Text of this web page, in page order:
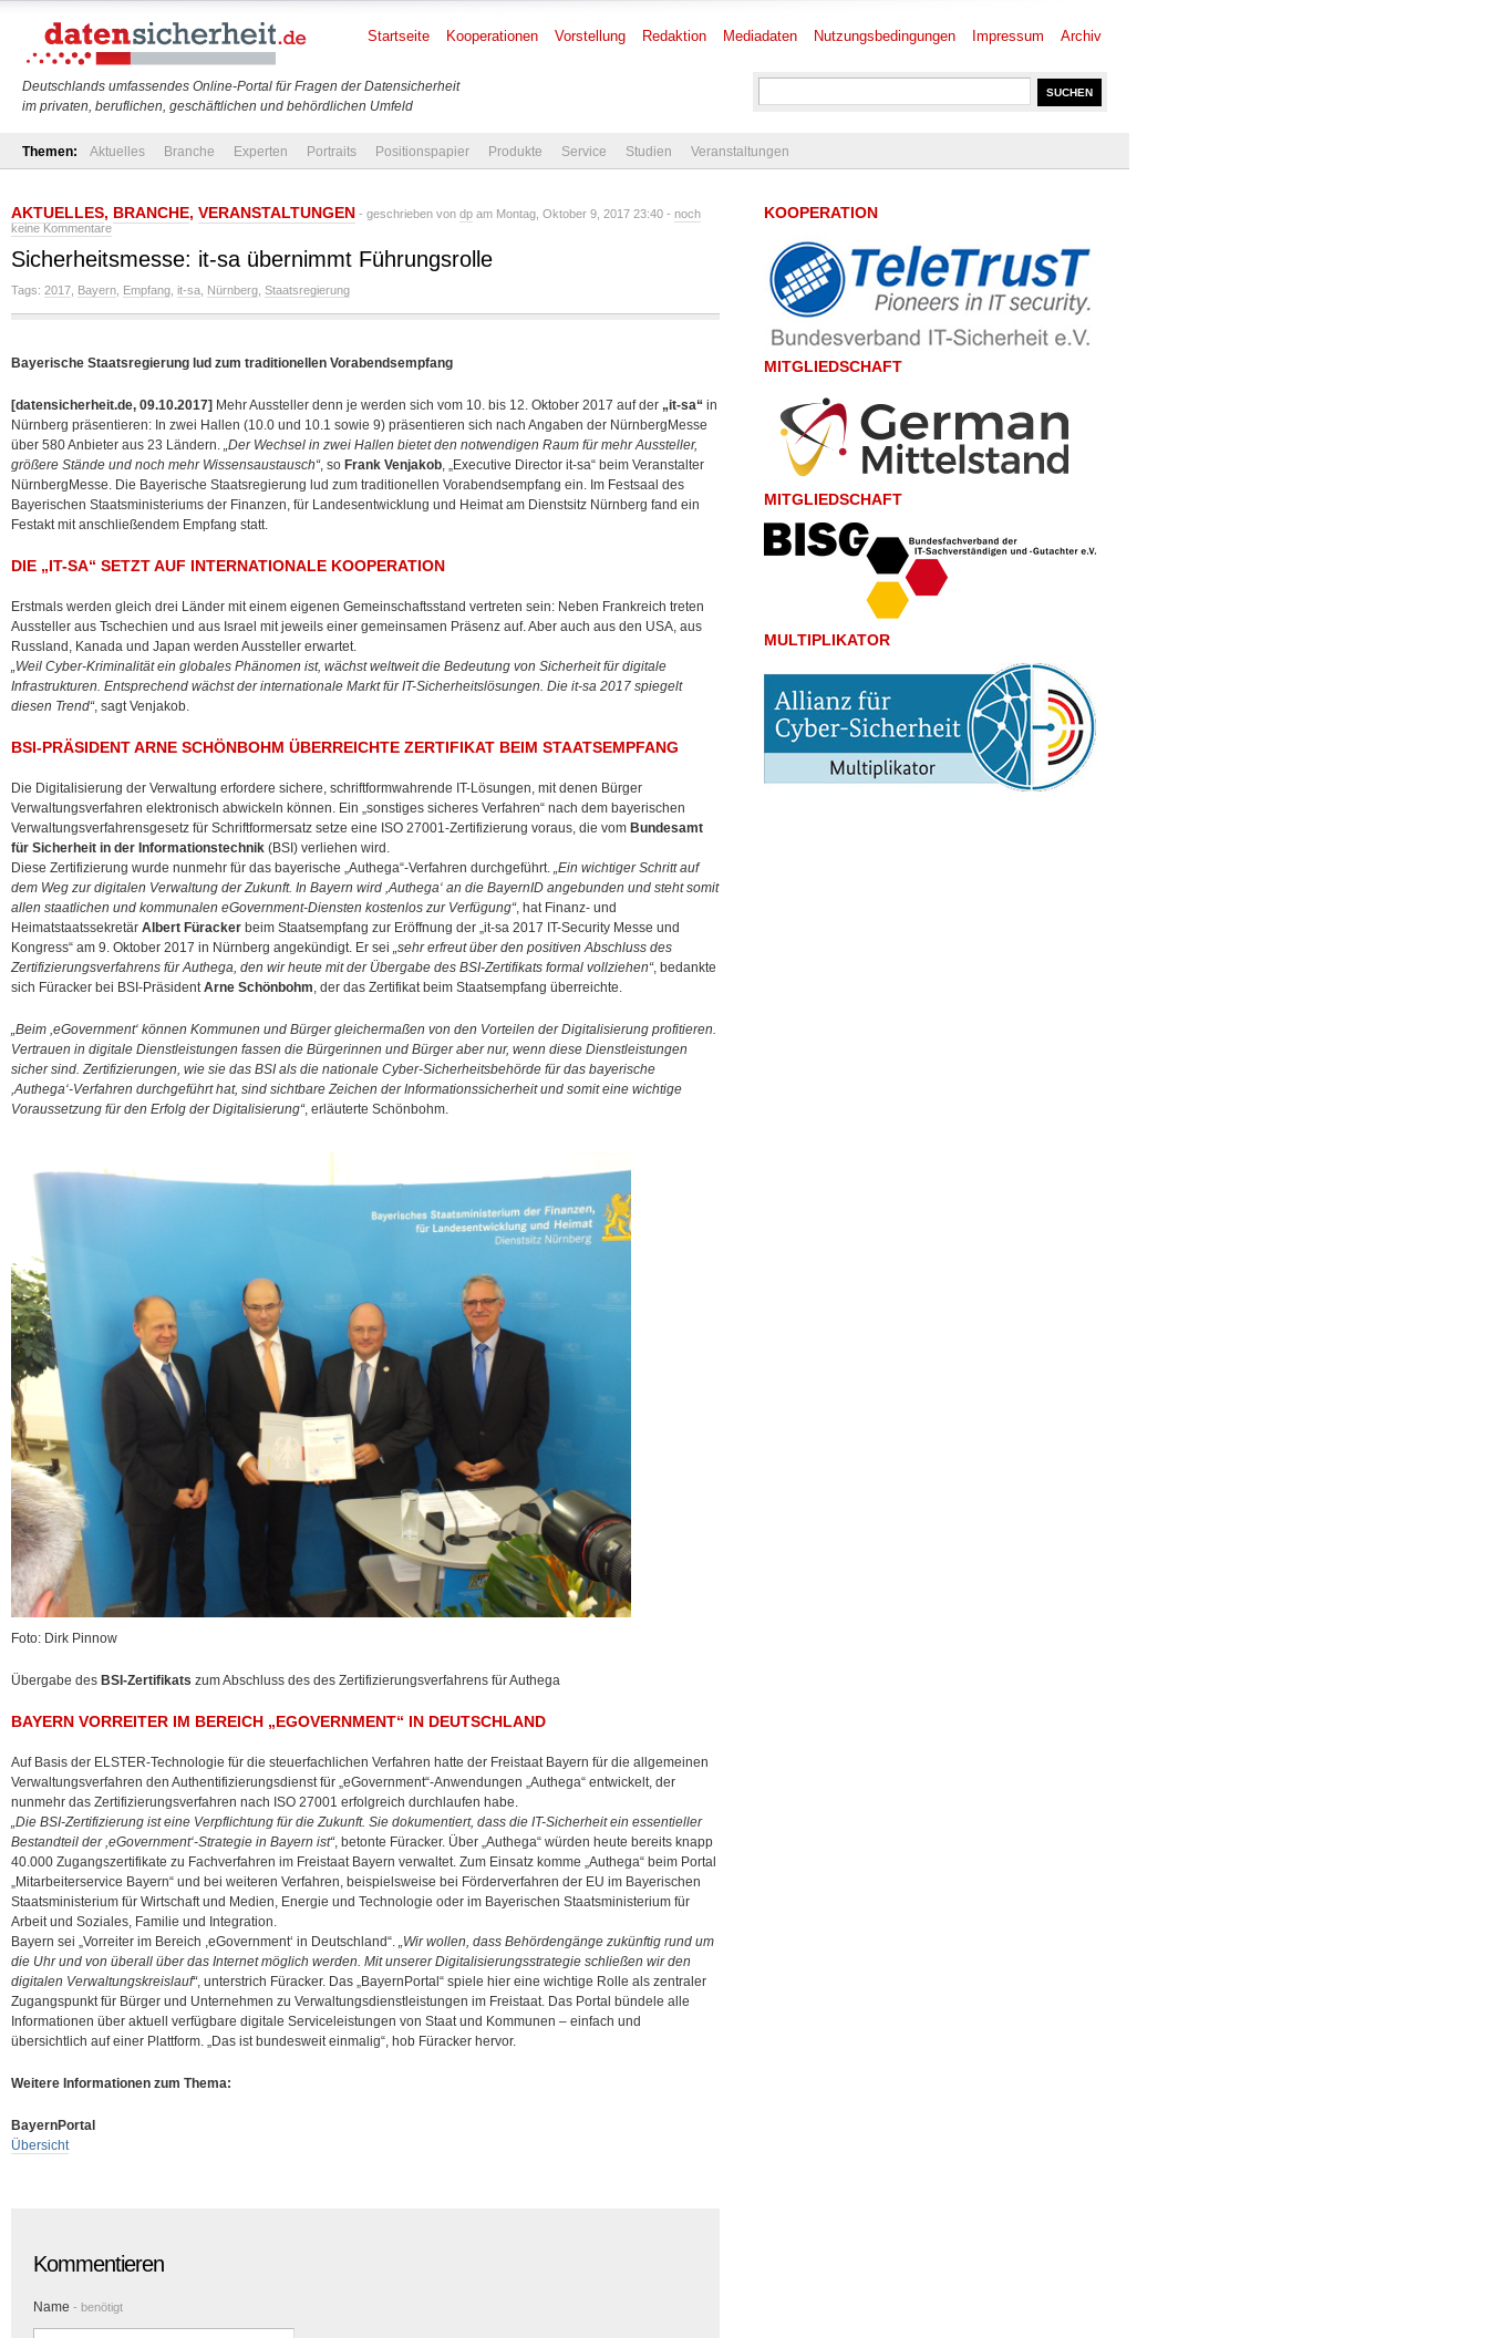
Deutschlands umfassendes Online-Portal für Fragen der Datensicherheit
im privaten, beruflichen, geschäftlichen und behördlichen Umfeld
Startseite Kooperationen Vorstellung Redaktion Mediadaten Nutzungsbedingungen Impressum Archiv
Themen: Aktuelles Branche Experten Portraits Positionspapier Produkte Service Studien Veranstaltungen
AKTUELLES, BRANCHE, VERANSTALTUNGEN - geschrieben von dp am Montag, Oktober 9, 2017 23:40 - noch
keine Kommentare
Sicherheitsmesse: it-sa übernimmt Führungsrolle
Tags: 2017 Bayern Empfang it-sa Nürnberg Staatsregierung
Bayerische Staatsregierung lud zum traditionellen Vorabendsempfang
[datensicherheit.de, 09.10.2017] Mehr Aussteller denn je werden sich vom 10. bis 12. Oktober 2017 auf der „it-sa“ in
Nürnberg präsentieren: In zwei Hallen (10.0 und 10.1 sowie 9) präsentieren sich nach Angaben der NürnbergMesse
über 580 Anbieter aus 23 Ländern. „Der Wechsel in zwei Hallen bietet den notwendigen Raum für mehr Aussteller,
größere Stände und noch mehr Wissensaustausch“, so Frank Venjakob, „Executive Director it-sa“ beim Veranstalter
NürnbergMesse. Die Bayerische Staatsregierung lud zum traditionellen Vorabendsempfang ein. Im Festsaal des
Bayerischen Staatsministeriums der Finanzen, für Landesentwicklung und Heimat am Dienstsitz Nürnberg fand ein
Festakt mit anschließendem Empfang statt.
DIE „IT-SA“ SETZT AUF INTERNATIONALE KOOPERATION
Erstmals werden gleich drei Länder mit einem eigenen Gemeinschaftsstand vertreten sein: Neben Frankreich treten
Aussteller aus Tschechien und aus Israel mit jeweils einer gemeinsamen Präsenz auf. Aber auch aus den USA, aus
Russland, Kanada und Japan werden Aussteller erwartet.
„Weil Cyber-Kriminalität ein globales Phänomen ist, wächst weltweit die Bedeutung von Sicherheit für digitale
Infrastrukturen. Entsprechend wächst der internationale Markt für IT-Sicherheitslösungen. Die it-sa 2017 spiegelt
diesen Trend“, sagt Venjakob.
BSI-PRÄSIDENT ARNE SCHÖNBOHM ÜBERREICHTE ZERTIFIKAT BEIM STAATSEMPFANG
Die Digitalisierung der Verwaltung erfordere sichere, schriftformwahrende IT-Lösungen, mit denen Bürger
Verwaltungsverfahren elektronisch abwickeln können. Ein „sonstiges sicheres Verfahren“ nach dem bayerischen
Verwaltungsverfahrensgesetz für Schriftformersatz setze eine ISO 27001-Zertifizierung voraus, die vom Bundesamt
für Sicherheit in der Informationstechnik (BSI) verliehen wird.
Diese Zertifizierung wurde nunmehr für das bayerische „Authega“-Verfahren durchgeführt. „Ein wichtiger Schritt auf
dem Weg zur digitalen Verwaltung der Zukunft. In Bayern wird ,Authega‘ an die BayernID angebunden und steht somit
allen staatlichen und kommunalen eGovernment-Diensten kostenlos zur Verfügung“, hat Finanz- und
Heimatstaatssekretär Albert Füracker beim Staatsempfang zur Eröffnung der „it-sa 2017 IT-Security Messe und
Kongress“ am 9. Oktober 2017 in Nürnberg angekündigt. Er sei „sehr erfreut über den positiven Abschluss des
Zertifizierungsverfahrens für Authega, den wir heute mit der Übergabe des BSI-Zertifikats formal vollziehen“, bedankte
sich Füracker bei BSI-PräsidentArne Schönbohm, der das Zertifikat beim Staatsempfang überreichte.
„Beim ,eGovernment‘ können Kommunen und Bürger gleichermaßen von den Vorteilen der Digitalisierung profitieren.
Vertrauen in digitale Dienstleistungen fassen die Bürgerinnen und Bürger aber nur, wenn diese Dienstleistungen
sicher sind. Zertifizierungen, wie sie das BSI als die nationale Cyber-Sicherheitsbehörde für das bayerische
,Authega‘-Verfahren durchgeführt hat, sind sichtbare Zeichen der Informationssicherheit und somit eine wichtige
Voraussetzung für den Erfolg der Digitalisierung“, erläuterte Schönbohm.
Foto: Dirk Pinnow
Übergabe des BSI-Zertifikats zum Abschluss des des Zertifizierungsverfahrens für Authega
BAYERN VORREITER IM BEREICH „EGOVERNMENT“ IN DEUTSCHLAND
Auf Basis der ELSTER-Technologie für die steuerfachlichen Verfahren hatte der Freistaat Bayern für die allgemeinen
Verwaltungsverfahren den Authentifizierungsdienst für „eGovernment“-Anwendungen „Authega“ entwickelt, der
nunmehr das Zertifizierungsverfahren nach ISO 27001 erfolgreich durchlaufen habe.
„Die BSI-Zertifizierung ist eine Verpflichtung für die Zukunft. Sie dokumentiert, dass die IT-Sicherheit ein essentieller
Bestandteil der ,eGovernment‘-Strategie in Bayern ist“, betonte Füracker. Über „Authega“ würden heute bereits knapp
40.000 Zugangszertifikate zu Fachverfahren im Freistaat Bayern verwaltet. Zum Einsatz komme „Authega“ beim Portal
„Mitarbeiterservice Bayern“ und bei weiteren Verfahren, beispielsweise bei Förderverfahren der EU im Bayerischen
Staatsministerium für Wirtschaft und Medien, Energie und Technologie oder im Bayerischen Staatsministerium für
Arbeit und Soziales, Familie und Integration.
Bayern sei „Vorreiter im Bereich ,eGovernment‘ in Deutschland“. „Wir wollen, dass Behördengänge zukünftig rund um
die Uhr und von überall über das Internet möglich werden. Mit unserer Digitalisierungsstrategie schließen wir den
digitalen Verwaltungskreislauf“, unterstrich Füracker. Das „BayernPortal“ spiele hier eine wichtige Rolle als zentraler
Zugangspunkt für Bürger und Unternehmen zu Verwaltungsdienstleistungen im Freistaat. Das Portal bündele alle
Informationen über aktuell verfügbare digitale Serviceleistungen von Staat und Kommunen – einfach und
übersichtlich auf einer Plattform. „Das ist bundesweit einmalig“, hob Füracker hervor.
Weitere Informationen zum Thema:
BayernPortal
Übersicht
Kommentieren
Name - benötigt
KOOPERATION
MITGLIEDSCHAFT
MITGLIEDSCHAFT
MULTIPLIKATOR